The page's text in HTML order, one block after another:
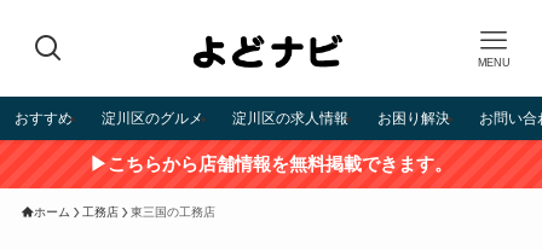
MENU
おすすめ 淀川区のグルメ 淀川区の求人情報 お困り解決 お問い合
▶こちらから店舗情報を無料掲載できます。
ホーム 工務店 東三国の工務店